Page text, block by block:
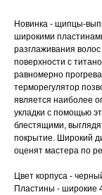
Новинка - щипцы-
широкими
разглаживания
поверхности с
равномерно
терморегулятор
является наиболее
укладки с помощью
блестящими,
покрытие. Широкий
оценят мастера по
Цвет корпуса -
Пластины - широкие